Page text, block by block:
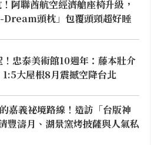
阿聯酋航空經濟艙座椅升級，
Dream頭枕」包覆頭頸超好睡
忠泰美術館10週年：藤本壯介
大屋根8月震撼空降台北
嘉義祕境路線！造訪「台版神
豐濤月、湖景窯烤披薩與人氣私